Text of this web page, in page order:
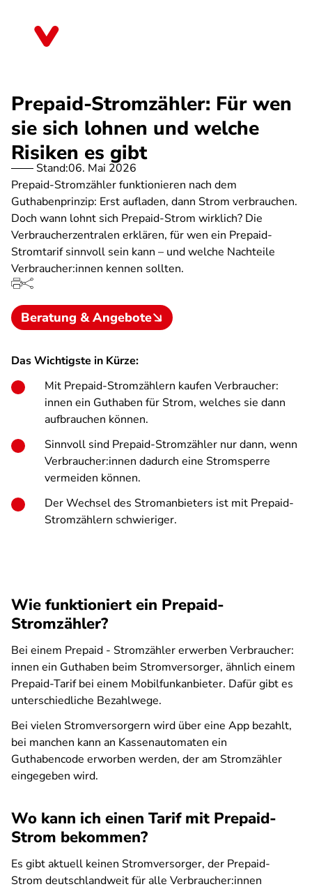
Prepaid-Stromzähler: Für wen
sie sich lohnen und welche
Risiken es gibt
Stand:06. Mai 2026
Prepaid-Stromzähler funktionieren nach dem
Guthabenprinzip: Erst aufladen, dann Strom verbrauchen.
Doch wann lohnt sich Prepaid-Strom wirklich? Die
Verbraucherzentralen erklären, für wen ein Prepaid-
Stromtarif sinnvoll sein kann – und welche Nachteile
Verbraucher:innen kennen sollten.
Beratung & Angebote
Das Wichtigste in Kürze:
Mit Prepaid-Stromzählern kaufen Verbraucher:
innen ein Guthaben für Strom, welches sie dann
aufbrauchen können.
Sinnvoll sind Prepaid-Stromzähler nur dann, wenn
Verbraucher:innen dadurch eine Stromsperre
vermeiden können.
Der Wechsel des Stromanbieters ist mit Prepaid-
Stromzählern schwieriger.
Wie funktioniert ein Prepaid-
Stromzähler?
Bei einem Prepaid - Stromzähler erwerben Verbraucher:
innen ein Guthaben beim Stromversorger, ähnlich einem
Prepaid-Tarif bei einem Mobilfunkanbieter. Dafür gibt es
unterschiedliche Bezahlwege.
Bei vielen Stromversorgern wird über eine App bezahlt,
bei manchen kann an Kassenautomaten ein
Guthabencode erworben werden, der am Stromzähler
eingegeben wird.
Wo kann ich einen Tarif mit Prepaid-
Strom bekommen?
Es gibt aktuell keinen Stromversorger, der Prepaid-
Strom deutschlandweit für alle Verbraucher:innen